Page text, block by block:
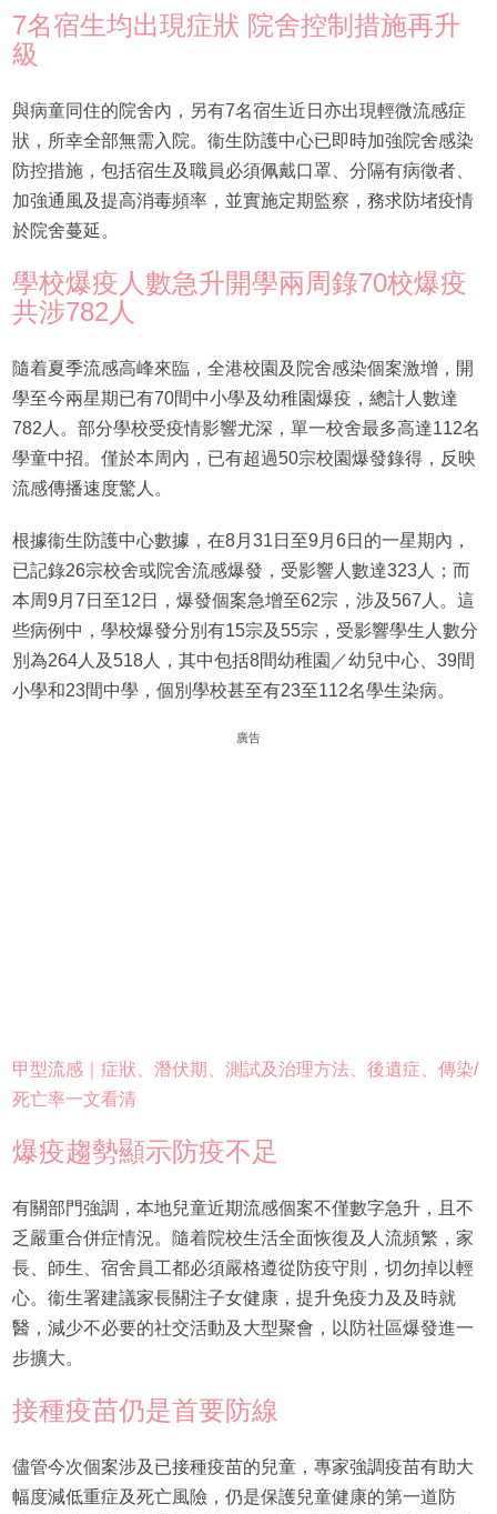
7名宿生均出現症狀 院舍控制措施再升
級
與病童同住的院舍內，另有7名宿生近日亦出現輕微流感症
狀，所幸全部無需入院。衞生防護中心已即時加強院舍感染
防控措施，包括宿生及職員必須佩戴口罩、分隔有病徵者、
加強通風及提高消毒頻率，並實施定期監察，務求防堵疫情
於院舍蔓延。
學校爆疫人數急升開學兩周錄70校爆疫
共涉782人
隨着夏季流感高峰來臨，全港校園及院舍感染個案激增，開
學至今兩星期已有70間中小學及幼稚園爆疫，總計人數達
782人。部分學校受疫情影響尤深，單一校舍最多高達112名
學童中招。僅於本周內，已有超過50宗校園爆發錄得，反映
流感傳播速度驚人。
根據衞生防護中心數據，在8月31日至9月6日的一星期內，
已記錄26宗校舍或院舍流感爆發，受影響人數達323人；而
本周9月7日至12日，爆發個案急增至62宗，涉及567人。這
些病例中，學校爆發分別有15宗及55宗，受影響學生人數分
別為264人及518人，其中包括8間幼稚園／幼兒中心、39間
小學和23間中學，個別學校甚至有23至112名學生染病。
廣告
甲型流感｜症狀、潛伏期、測試及治理方法、後遺症、傳染/
死亡率一文看清
爆疫趨勢顯示防疫不足
有關部門強調，本地兒童近期流感個案不僅數字急升，且不
乏嚴重合併症情況。隨着院校生活全面恢復及人流頻繁，家
長、師生、宿舍員工都必須嚴格遵從防疫守則，切勿掉以輕
心。衞生署建議家長關注子女健康，提升免疫力及及時就
醫，減少不必要的社交活動及大型聚會，以防社區爆發進一
步擴大。
接種疫苗仍是首要防線
儘管今次個案涉及已接種疫苗的兒童，專家強調疫苗有助大
幅度減低重症及死亡風險，仍是保護兒童健康的第一道防